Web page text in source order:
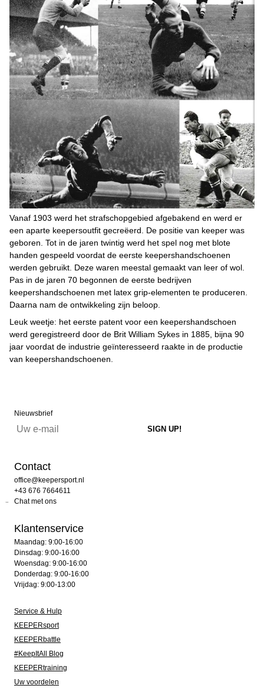
Vanaf 1903 werd het strafschopgebied afgebakend en werd er
een aparte keepersoutfit gecreëerd. De positie van keeper was
geboren. Tot in de jaren twintig werd het spel nog met blote
handen gespeeld voordat de eerste keepershandschoenen
werden gebruikt. Deze waren meestal gemaakt van leer of wol.
Pas in de jaren 70 begonnen de eerste bedrijven
keepershandschoenen met latex grip-elementen te produceren.
Daarna nam de ontwikkeling zijn beloop.
Leuk weetje: het eerste patent voor een keepershandschoen
werd geregistreerd door de Brit William Sykes in 1885, bijna 90
jaar voordat de industrie geïnteresseerd raakte in de productie
van keepershandschoenen.
Nieuwsbrief
Contact
office@keepersport.nl
+43 676 7664611
Chat met ons
Klantenservice
Maandag: 9:00-16:00
Dinsdag: 9:00-16:00
Woensdag: 9:00-16:00
Donderdag: 9:00-16:00
Vrijdag: 9:00-13:00
Service & Hulp
KEEPERsport
KEEPERbattle
#KeepItAll Blog
KEEPERtraining
Uw voordelen